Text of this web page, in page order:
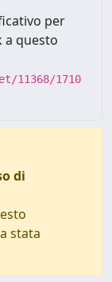
per
a questo
11368/1710
di
stata